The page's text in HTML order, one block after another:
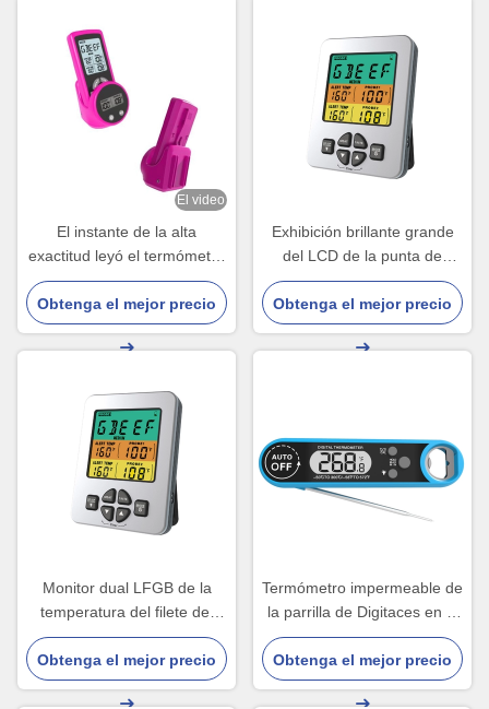
El video
El instante de la alta
exactitud leyó el termómetro
de la parrilla con dos la
batería de 3A 3v
Obtenga el mejor precio
Exhibición brillante grande
del LCD de la punta de
prueba de Digitaces del
termómetro dual de la
parrilla con programa del
defecto
Obtenga el mejor precio
Monitor dual LFGB de la
temperatura del filete del
termómetro de la barbacoa
de la punta de prueba dos
Obtenga el mejor precio
Termómetro impermeable de
la parrilla de Digitaces en el
caramelo de Oven Folding
Probe Cooking Food
Obtenga el mejor precio